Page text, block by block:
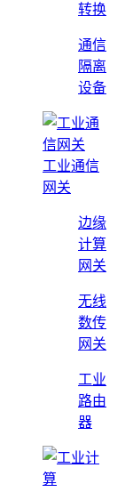
转换
通信
隔离
设备
工业通信
网关
边缘
计算
网关
无线
数传
网关
工业
路由
器